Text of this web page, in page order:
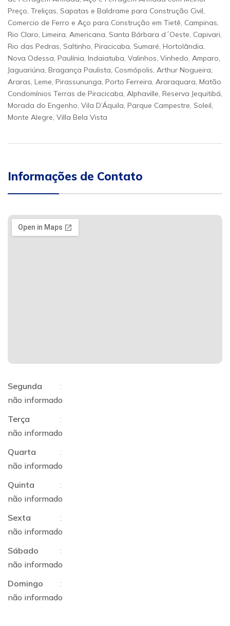
Preço, Treliças, Sapatas e Baldrame para Construção Civil,
Comercio de Ferro e Aço para Construção em Tietê, Campinas,
Rio Claro, Limeira, Americana, Santa Bárbara d´Oeste, Capivari,
Rio das Pedras, Saltinho, Piracicaba, Sumaré, Hortolândia,
Nova Odessa, Paulínia, Indaiatuba, Valinhos, Vinhedo, Amparo,
Jaguariúna, Bragança Paulista, Cosmópolis, Arthur Nogueira,
Araras, Leme, Pirassununga, Porto Ferreira, Araraquara, Matão
Condomínios Terras de Piracicaba, Alphaville, Reserva Jequitibá,
Morada do Engenho, Vila D’Áquila, Parque Campestre, Soleil,
Monte Alegre, Villa Bela Vista
Informações de Contato
Segunda
:
não informado
Terça
:
não informado
Quarta
:
não informado
Quinta
:
não informado
Sexta
:
não informado
Sábado
:
não informado
Domingo
:
não informado